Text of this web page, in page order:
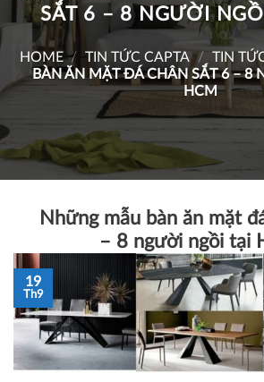
SẮT 6 – 8 NGƯỜI
HOME / TIN TỨC CAPTA / TIN
BÀN ĂN MẶT ĐÁ CHÂN SẮT 6 – 8
HCM
Những mẫu bàn ăn mặt
– 8 người ngồi tại
19
Th9